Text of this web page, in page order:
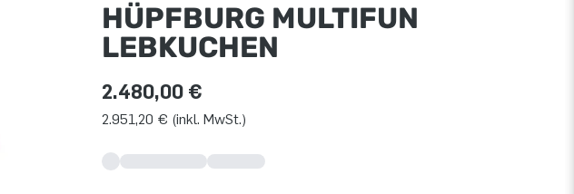
HÜPFBURG MULTIFUN
LEBKUCHEN
2.480,00 €
2.951,20 € (inkl. MwSt.)